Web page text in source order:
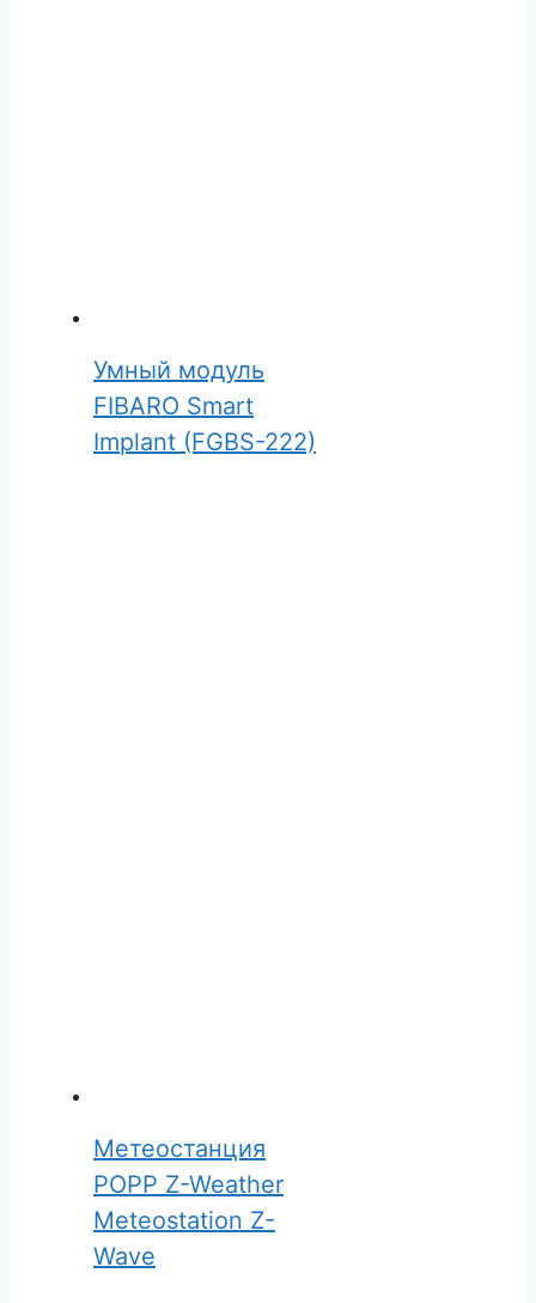
Умный модуль
FIBARO Smart
Implant (FGBS-222)
Метеостанция
POPP Z-Weather
Meteostation Z-
Wave